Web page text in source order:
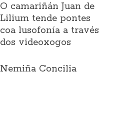
O camariñán Juan de
Lilium tende pontes
coa lusofonía a través
dos videoxogos
Nemiña Concilia